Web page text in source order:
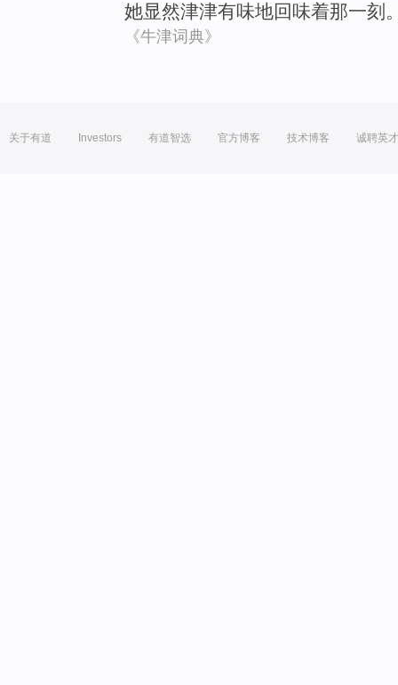
她显然津津有味地回味着那一刻
《牛津词典》
关于有道 Investors 有道智选 官方博客 技术博客 诚聘英才